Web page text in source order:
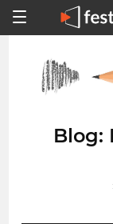
Blog: